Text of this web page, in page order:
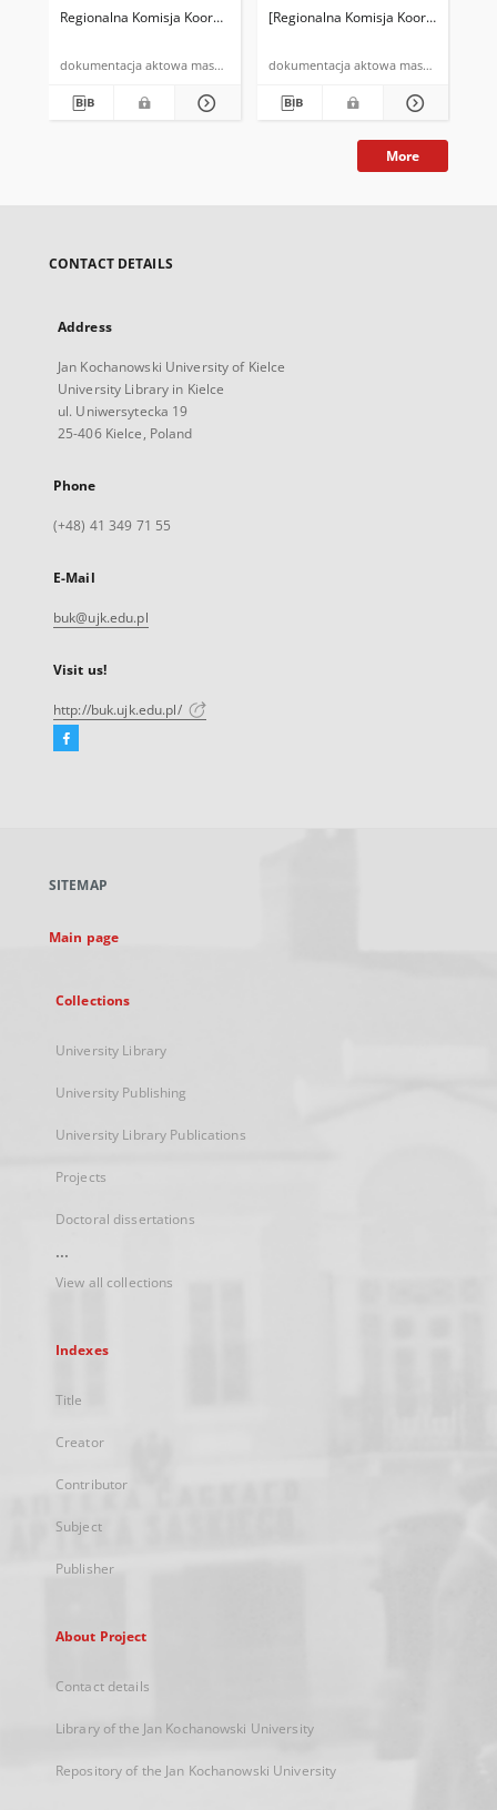
Regionalna Komisja Koordynacyjna Spółdzielczości Pracy NSZZ
dokumentacja aktowa maszynopis
Regionu
r. w Spółdzielni Pracy
[Regionalna Komisja Koordynacyjna
dokumentacja aktowa maszynopis
More
CONTACT DETAILS
Address
Jan Kochanowski University of Kielce
University Library in Kielce
ul. Uniwersytecka 19
25-406 Kielce, Poland
Phone
(+48) 41 349 71 55
E-Mail
buk@ujk.edu.pl
Visit us!
http://buk.ujk.edu.pl/
Facebook
new
SITEMAP
Main page
Collections
University Library
University Publishing
University Library Publications
Projects
Doctoral dissertations
...
View all collections
Indexes
Title
Creator
Contributor
Subject
Publisher
About Project
Contact details
Library of the Jan Kochanowski University
Repository of the Jan Kochanowski University